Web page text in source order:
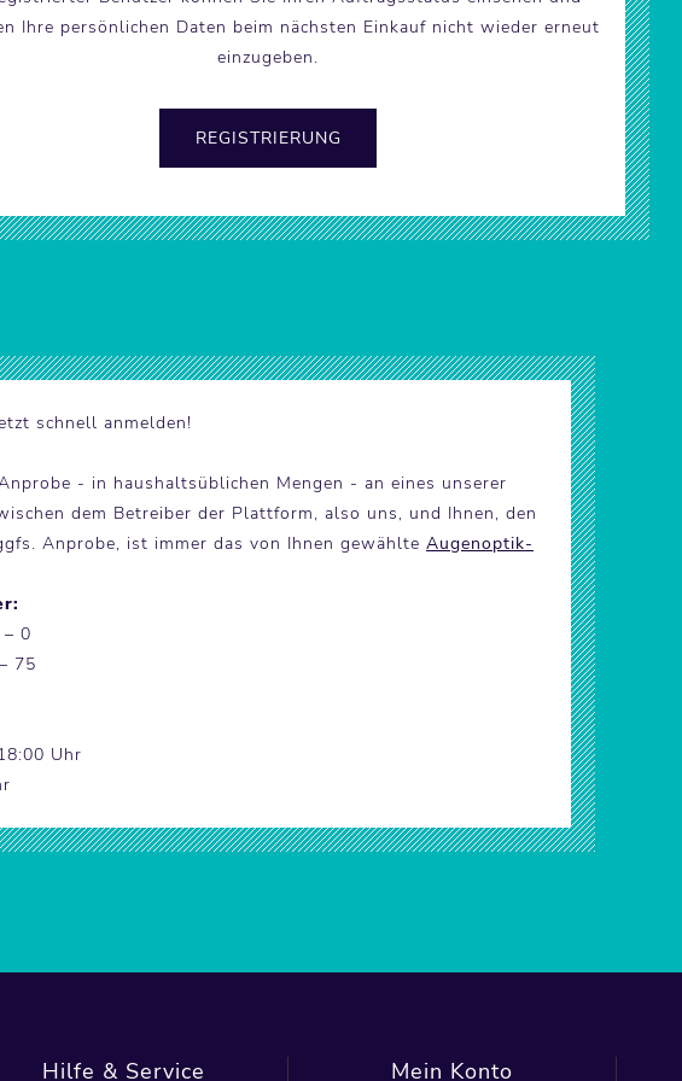
Ihre persönlichen Daten beim nächsten Einkauf nicht wieder erneut
einzugeben.
schnell anmelden!
- in haushaltsüblichen Mengen - an eines unserer
dem Betreiber der Plattform, also uns, und Ihnen, den
Anprobe, ist immer das von Ihnen gewählte Augenoptik-
0
75
Uhr
Hilfe & Service Mein Konto